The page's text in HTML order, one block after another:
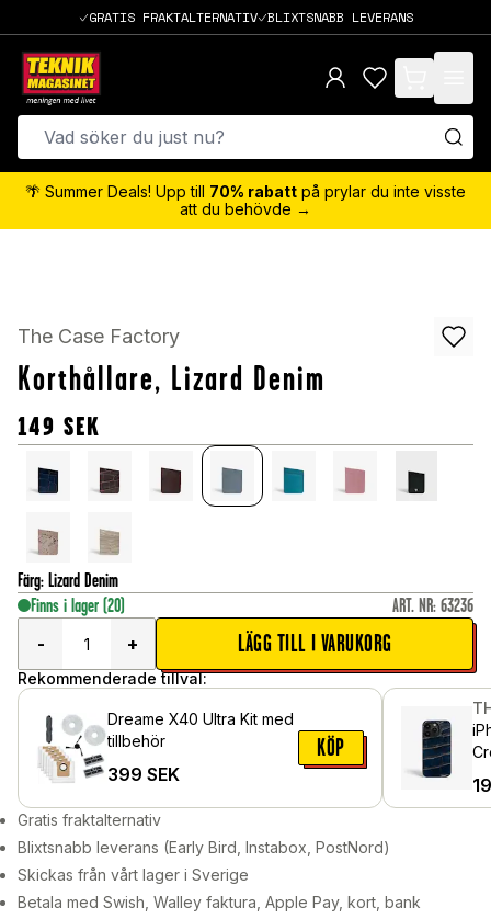
GRATIS FRAKTALTERNATIV BLIXTSNABB LEVERANS
items in cart,
🌴 Summer Deals! Upp till 70% rabatt på prylar du inte visste
att du behövde →
The Case Factory
Korthållare, Lizard Denim
149 SEK
Färg: Lizard Denim
Finns i lager (20) ART. NR: 63236
-
+ LÄGG TILL I VARUKORG
Rekommenderade tillval:
Dreame X40 Ultra Kit med
tillbehör
399 SEK
KÖP
Gratis fraktalternativ
Blixtsnabb leverans (Early Bird, Instabox, PostNord)
Skickas från vårt lager i Sverige
Betala med Swish, Walley faktura, Apple Pay, kort, bank